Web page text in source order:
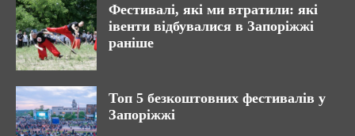
Фестивалі, які ми втратили: які
івенти відбувалися в Запоріжжі
раніше
Топ 5 безкоштовних фестивалів у
Запоріжжі